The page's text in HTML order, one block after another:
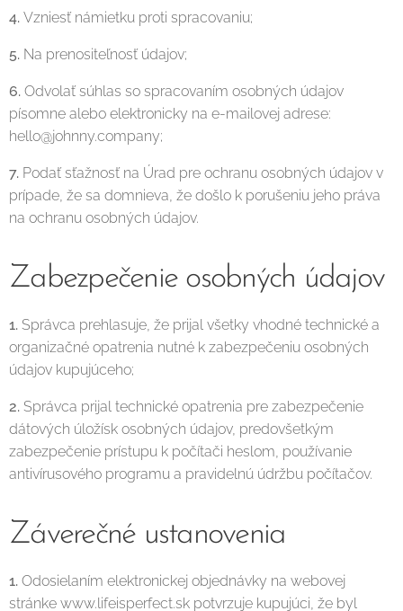
4. Vzniesť námietku proti spracovaniu;
5. Na prenositeľnosť údajov;
6. Odvolať súhlas so spracovaním osobných údajov
písomne alebo elektronicky na e-mailovej adrese:
hello@johnny.company;
7. Podať sťažnosť na Úrad pre ochranu osobných údajov v
prípade, že sa domnieva, že došlo k porušeniu jeho práva
na ochranu osobných údajov.
Zabezpečenie osobných údajov
1. Správca prehlasuje, že prijal všetky vhodné technické a
organizačné opatrenia nutné k zabezpečeniu osobných
údajov kupujúceho;
2. Správca prijal technické opatrenia pre zabezpečenie
dátových úložísk osobných údajov, predovšetkým
zabezpečenie prístupu k počítači heslom, používanie
antivírusového programu a pravidelnú údržbu počítačov.
Záverečné ustanovenia
1. Odosielaním elektronickej objednávky na webovej
stránke www.lifeisperfect.sk potvrzuje kupujúci, že byl